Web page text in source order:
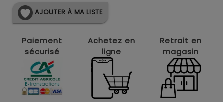
AJOUTER À MA LISTE
Paiement
sécurisé
Achetez en
ligne
Retrait en
magasin